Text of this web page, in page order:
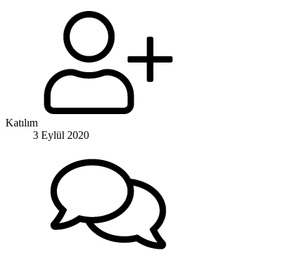
Katılım
3 Eylül 2020